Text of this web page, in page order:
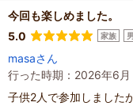
今回も楽しめました。
5.0
家族
masaさん
行った時期：2026年6月
子供2人で参加しました